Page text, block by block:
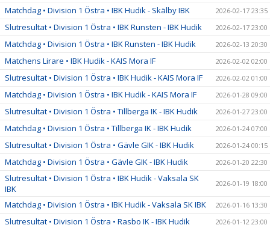
Matchdag • Division 1 Östra • IBK Hudik - Skälby IBK 2026-02-17 23:35
Slutresultat • Division 1 Östra • IBK Runsten - IBK Hudik 2026-02-17 23:00
Matchdag • Division 1 Östra • IBK Runsten - IBK Hudik 2026-02-13 20:30
Matchens Lirare • IBK Hudik - KAIS Mora IF 2026-02-02 02:00
Slutresultat • Division 1 Östra • IBK Hudik - KAIS Mora IF 2026-02-02 01:00
Matchdag • Division 1 Östra • IBK Hudik - KAIS Mora IF 2026-01-28 09:00
Slutresultat • Division 1 Östra • Tillberga IK - IBK Hudik 2026-01-27 23:00
Matchdag • Division 1 Östra • Tillberga IK - IBK Hudik 2026-01-24 07:00
Slutresultat • Division 1 Östra • Gävle GIK - IBK Hudik 2026-01-24 00:15
Matchdag • Division 1 Östra • Gävle GIK - IBK Hudik 2026-01-20 22:30
Slutresultat • Division 1 Östra • IBK Hudik - Vaksala SK
IBK
2026-01-19 18:00
Matchdag • Division 1 Östra • IBK Hudik - Vaksala SK IBK 2026-01-16 13:30
Slutresultat • Division 1 Östra • Rasbo IK - IBK Hudik 2026-01-12 23:00